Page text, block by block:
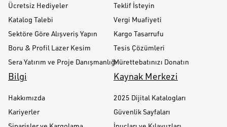
Ücretsiz Hediyeler
Katalog Talebi
Sektöre Göre Alışveriş Yapın
Boru & Profil Lazer Kesim
Sera Yatırım ve Proje Danışmanlığı
Teklif İsteyin
Vergi Muafiyeti
Kargo Tasarrufu
Tesis Çözümleri
Mürettebatınızı Donatın
Bilgi
Hakkımızda
Kariyerler
Kaynak Merkezi
2025 Dijital Katalogları
Güvenlik Sayfaları